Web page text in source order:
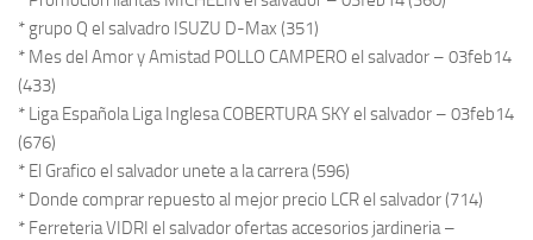
* grupo Q el salvadro ISUZU D-Max (351)
* Mes del Amor y Amistad POLLO CAMPERO el salvador – 03feb14
(433)
* Liga Española Liga Inglesa COBERTURA SKY el salvador – 03feb14
(676)
* El Grafico el salvador unete a la carrera (596)
* Donde comprar repuesto al mejor precio LCR el salvador (714)
* Ferreteria VIDRI el salvador ofertas accesorios jardineria –